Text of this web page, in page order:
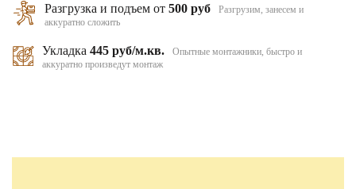
Разгрузка и подъем от500 руб
Разгрузим, занесем и
аккуратно сложить
Укладка 445 руб/м.кв.
Опытные монтажники, быстро и
аккуратно произведут монтаж